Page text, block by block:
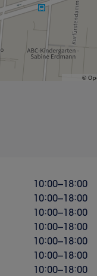
10:00–18:00
10:00–18:00
10:00–18:00
10:00–18:00
10:00–18:00
10:00–18:00
10:00–18:00